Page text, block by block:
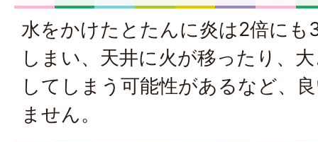
水をかけたとたんに炎は2倍にも
しまい、天井に火が移ったり、
してしまう可能性があるなど、
ません。